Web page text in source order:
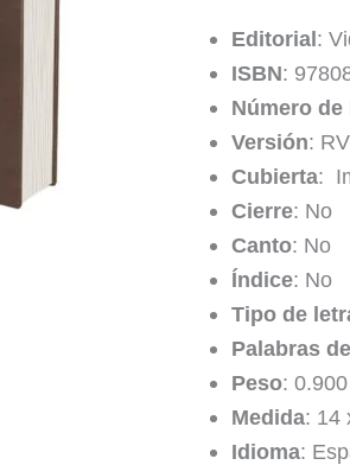
Editorial:
ISBN:
Número de
Versión:
Cubierta:
Cierre: No
Canto: No
Índice: No
Tipo de
Palabras
Peso:
Medida: 14
Idioma: